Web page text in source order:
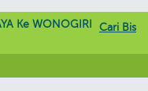
Cari Bis
Ke WONOGIRI